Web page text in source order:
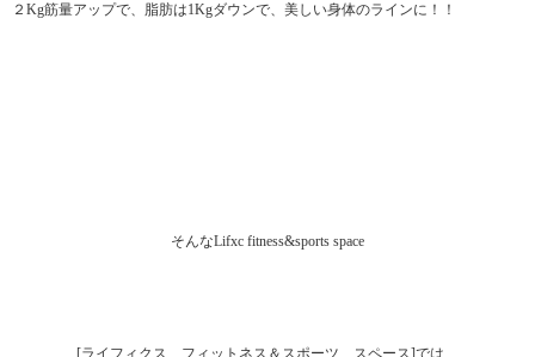
２Kg筋量アップで、脂肪は1Kgダウンで、美しい身体のラインに！！
そんなLifxc fitness&sports space